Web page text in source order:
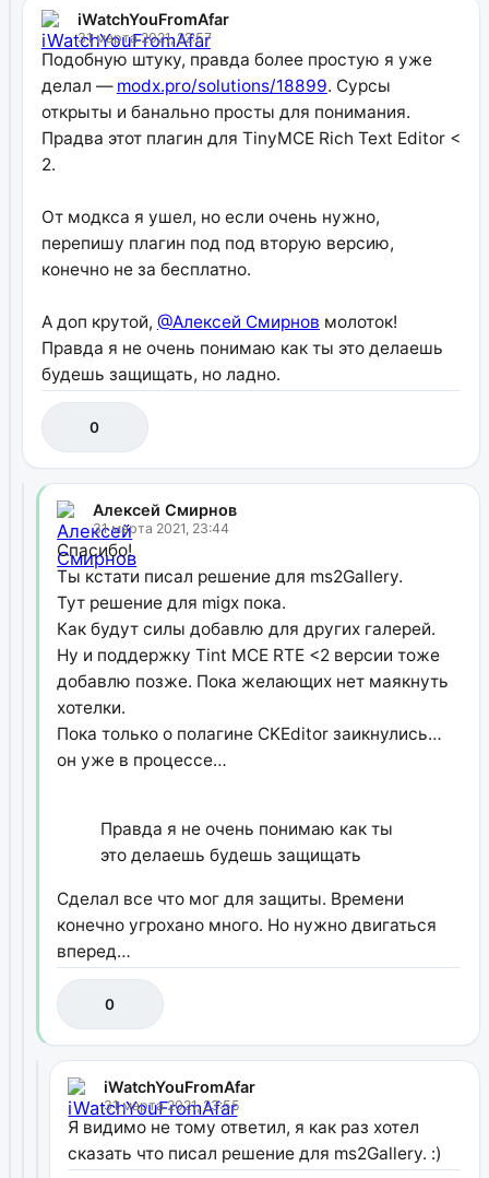
iWatchYouFromAfar
31 марта 2021, 22:57
Подобную штуку, правда более простую я уже
делал — modx.pro/solutions/18899. Сурсы
открыты и банально просты для понимания.
Прадва этот плагин для TinyMCE Rich Text Editor <
2.
От модкса я ушел, но если очень нужно,
перепишу плагин под под вторую версию,
конечно не за бесплатно.
А доп крутой, @Алексей Смирнов молоток!
Правда я не очень понимаю как ты это делаешь
будешь защищать, но ладно.
0
Алексей Смирнов
31 марта 2021, 23:44
Спасибо!
Ты кстати писал решение для ms2Gallery.
Тут решение для migx пока.
Как будут силы добавлю для других галерей.
Ну и поддержку Tint MCE RTE <2 версии тоже
добавлю позже. Пока желающих нет маякнуть
хотелки.
Пока только о полагине CKEditor заикнулись…
он уже в процессе…
Правда я не очень понимаю как ты
это делаешь будешь защищать
Сделал все что мог для защиты. Времени
конечно угрохано много. Но нужно двигаться
вперед…
0
iWatchYouFromAfar
31 марта 2021, 23:55
Я видимо не тому ответил, я как раз хотел
сказать что писал решение для ms2Gallery. :)